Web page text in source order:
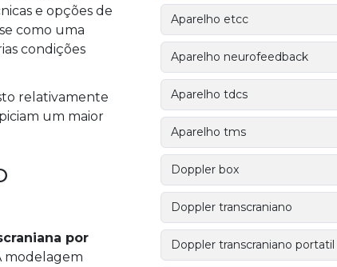
e opções de
como uma
condições
relativamente
um maior
por
modelagem
Aparelho etcc
Aparelho neurofeedback
Aparelho tdcs
Aparelho tms
Doppler box
Doppler transcraniano
Doppler transcraniano portatil